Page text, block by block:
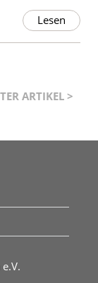
ARTIKEL >